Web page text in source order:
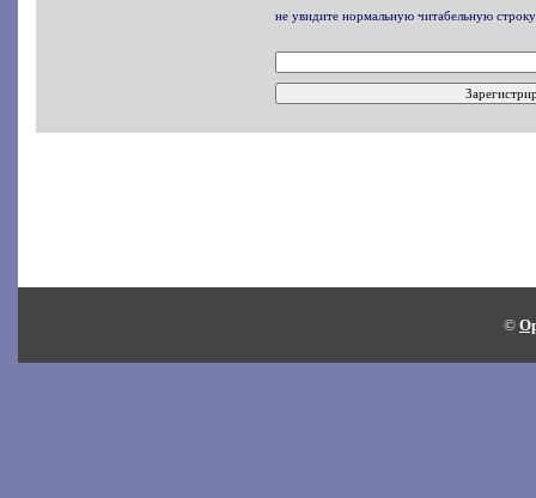
не увидите нормальную читабельную строку
©